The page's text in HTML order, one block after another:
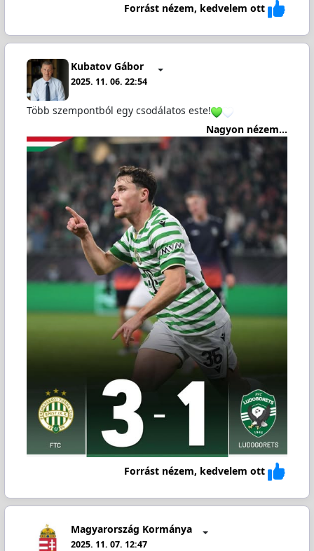
Forrást nézem, kedvelem ott
Kubatov Gábor
2025. 11. 06. 22:54
Több szempontból egy csodálatos este!
Nagyon nézem...
Forrást nézem, kedvelem ott
Magyarország Kormánya
2025. 11. 07. 12:47